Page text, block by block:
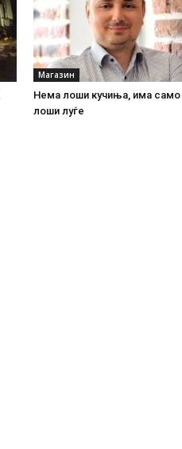
Магазин
Нема лоши кучиња, има само
лоши луѓе